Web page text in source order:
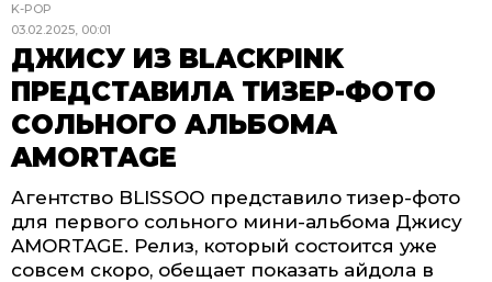
K-POP
03.02.2025, 00:01
ДЖИСУ ИЗ BLACKPINK
ПРЕДСТАВИЛА ТИЗЕР-ФОТО
СОЛЬНОГО АЛЬБОМА
AMORTAGE
Агентство BLISSOO представило тизер-фото
для первого сольного мини-альбома Джису
AMORTAGE. Релиз, который состоится уже
совсем скоро, обещает показать айдола в